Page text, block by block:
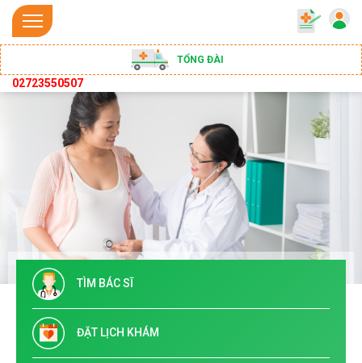
TỔNG ĐÀI
02723550507
TÌM BÁC SĨ
ĐẶT LỊCH KHÁM